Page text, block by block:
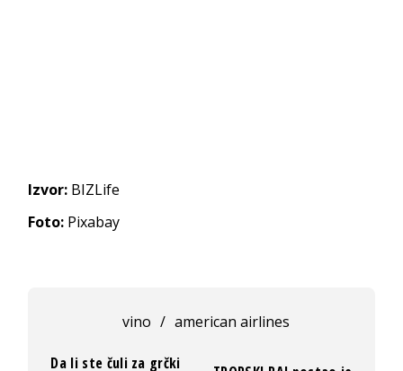
Izvor: BIZLife
Foto: Pixabay
vino / american airlines
Da li ste čuli za grčki